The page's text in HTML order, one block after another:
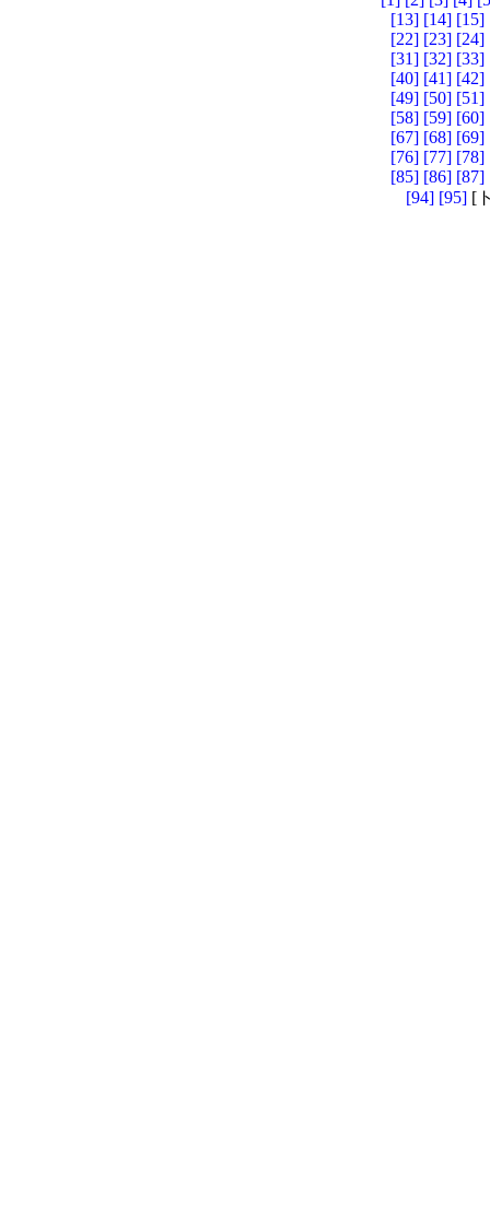
[13] [14] [15]
[22] [23] [24]
[31] [32] [33]
[40] [41] [42]
[49] [50] [51]
[58] [59] [60]
[67] [68] [69]
[76] [77] [78]
[85] [86] [87]
[94] [95] [